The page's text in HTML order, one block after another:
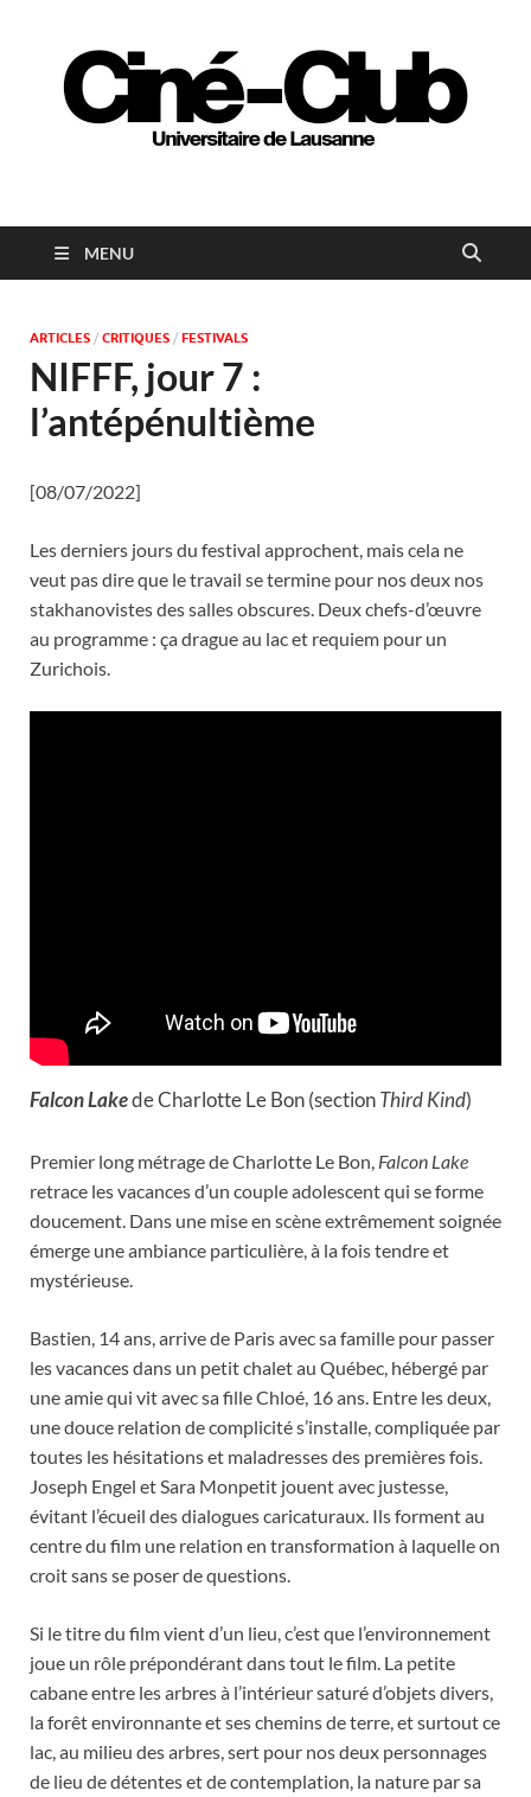
Ciné-club universitaire
de Lausanne
MENU
ARTICLES / CRITIQUES / FESTIVALS
NIFFF, jour 7 :
l’antépénultième
[08/07/2022]
Les derniers jours du festival approchent, mais cela ne
veut pas dire que le travail se termine pour nos deux nos
stakhanovistes des salles obscures. Deux chefs-d’œuvre
au programme : ça drague au lac et requiem pour un
Zurichois.
Falcon Lakede Charlotte Le Bon (sectionThird Kind)
Premier long métrage de Charlotte Le Bon, Falcon Lake
retrace les vacances d’un couple adolescent qui se forme
doucement. Dans une mise en scène extrêmement soignée
émerge une ambiance particulière, à la fois tendre et
mystérieuse.
Bastien, 14 ans, arrive de Paris avec sa famille pour passer
les vacances dans un petit chalet au Québec, hébergé par
une amie qui vit avec sa fille Chloé, 16 ans. Entre les deux,
une douce relation de complicité s’installe, compliquée par
toutes les hésitations et maladresses des premières fois.
Joseph Engel et Sara Monpetit jouent avec justesse,
évitant l’écueil des dialogues caricaturaux. Ils forment au
centre du film une relation en transformation à laquelle on
croit sans se poser de questions.
Si le titre du film vient d’un lieu, c’est que l’environnement
joue un rôle prépondérant dans tout le film. La petite
cabane entre les arbres à l’intérieur saturé d’objets divers,
la forêt environnante et ses chemins de terre, et surtout ce
lac, au milieu des arbres, sert pour nos deux personnages
de lieu de détentes et de contemplation, la nature par sa